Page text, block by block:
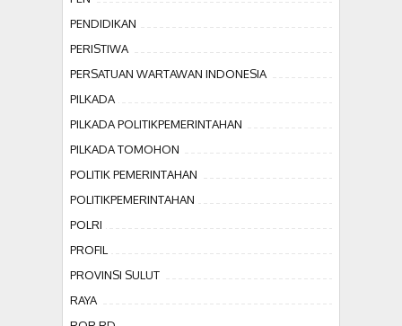
PENDIDIKAN
PERISTIWA
PERSATUAN WARTAWAN INDONESIA
PILKADA
PILKADA POLITIKPEMERINTAHAN
PILKADA TOMOHON
POLITIK PEMERINTAHAN
POLITIKPEMERINTAHAN
POLRI
PROFIL
PROVINSI SULUT
RAYA